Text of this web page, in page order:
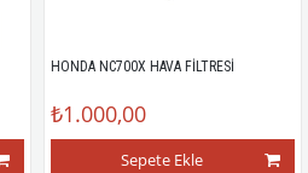
HONDA NC700X HAVA FİLTRESİ
₺1.000,00
Sepete Ekle